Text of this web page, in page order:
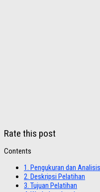
Rate this post
Contents
1. Pengukuran dan
2. Deskripsi Pelatihan
3. Tujuan Pelatihan